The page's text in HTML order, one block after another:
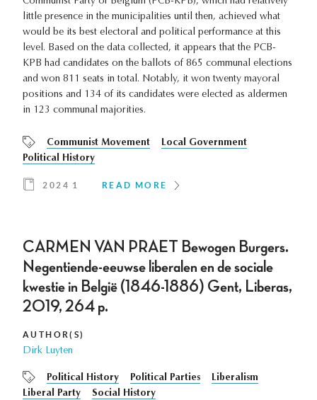
little presence in the municipalities until then, achieved what
would be its best electoral and political performance at this
level. Based on the data collected, it appears that the PCB-
KPB had candidates on the ballots of 865 communal elections
and won 811 seats in total. Notably, it won twenty mayoral
positions and 134 of its candidates were elected as aldermen
in 123 communal majorities.
Communist Movement
Local Government
Political History
2024 1 READ MORE
CARMEN VAN PRAET Bewogen Burgers.
Negentiende-eeuwse liberalen en de sociale
kwestie in België (1846-1886) Gent, Liberas,
2019, 264 p.
AUTHOR(S)
Dirk Luyten
Political History Political Parties
Liberalism
Liberal Party
Social History